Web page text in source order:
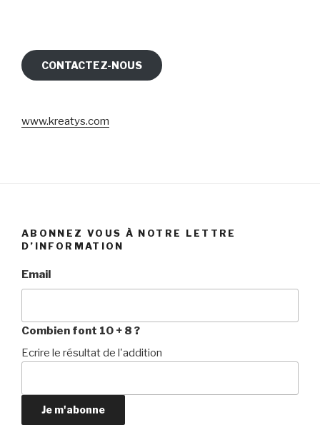
CONTACTEZ-NOUS
www.kreatys.com
ABONNEZ VOUS À NOTRE LETTRE
D’INFORMATION
Email
Combien font 10 + 8 ?
Ecrire le résultat de l'addition
Je m'abonne